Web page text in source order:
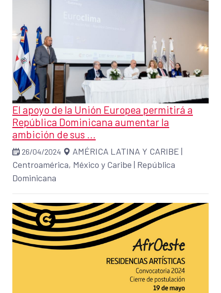
El apoyo de la Unión Europea permitirá a
República Dominicana aumentar la
ambición de sus ...
26/04/2024 AMÉRICA LATINA Y CARIBE |
Centroamérica, México y Caribe | República
Dominicana